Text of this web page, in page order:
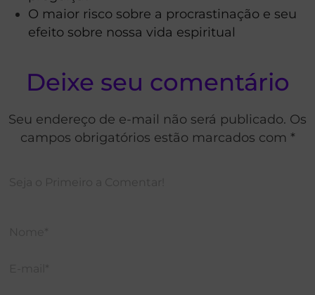
O maior risco sobre a procrastinação e seu
efeito sobre nossa vida espiritual
Deixe seu comentário
Seu endereço de e-mail não será publicado. Os
campos obrigatórios estão marcados com *